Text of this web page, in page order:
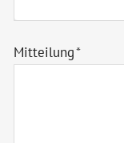
Mitteilung*